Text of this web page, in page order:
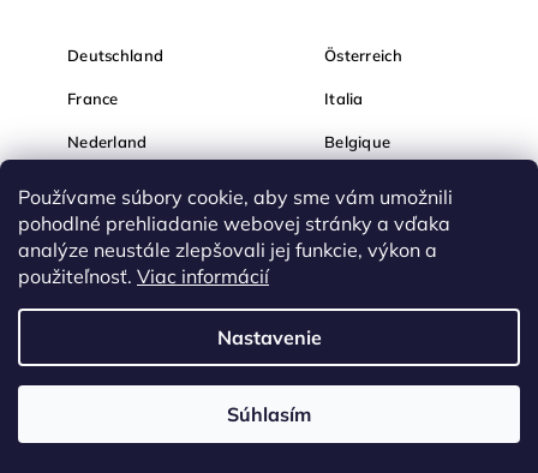
Používame súbory cookie, aby sme vám umožnili
pohodlné prehliadanie webovej stránky a vďaka
analýze neustále zlepšovali jej funkcie, výkon a
použiteľnosť. Viac informácií
Nastavenie
Súhlasím
Deutschland Österreich
France Italia
Nederland Belgique
România България
Hrvatska